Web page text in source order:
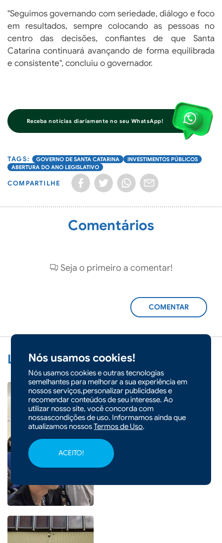
Nós usamos cookies!
Nós usamos cookies e outras tecnologias
semelhantes para melhorar a sua experiência em
nossos serviços,personalizar publicidades e
recomendar conteúdos de seu interesse. Ao
utilizar nosso site, você concorda com
nossascondições de uso. Informamos ainda que
atualizamos nossosTermos de Uso.
ACEITO!
"Seguimos governando com seriedade, diálogo e foco
em resultados, sempre colocando as pessoas no
centro das decisões, confiantes de que Santa
Catarina continuará avançando de forma equilibrada
e consistente", concluiu o governador.
Receba notícias diariamente no seu WhatsApp!
GOVERNO DE SANTA CATARINA
INVESTIMENTOS PÚBLICOS
ABERTURA DO ANO LEGISLATIVO
COMPARTILHE
Comentários
Seja o primeiro a comentar!
ADICIONAR
Leia Também:
| 06/08/2026 - 09h22
Seminário em Xaxim debate
inovação e rentabilidade com
sistemas produtivos
integrados